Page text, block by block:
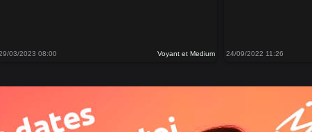
03/2023 08:00 Voyant et Medium 24/09/2022 11:26